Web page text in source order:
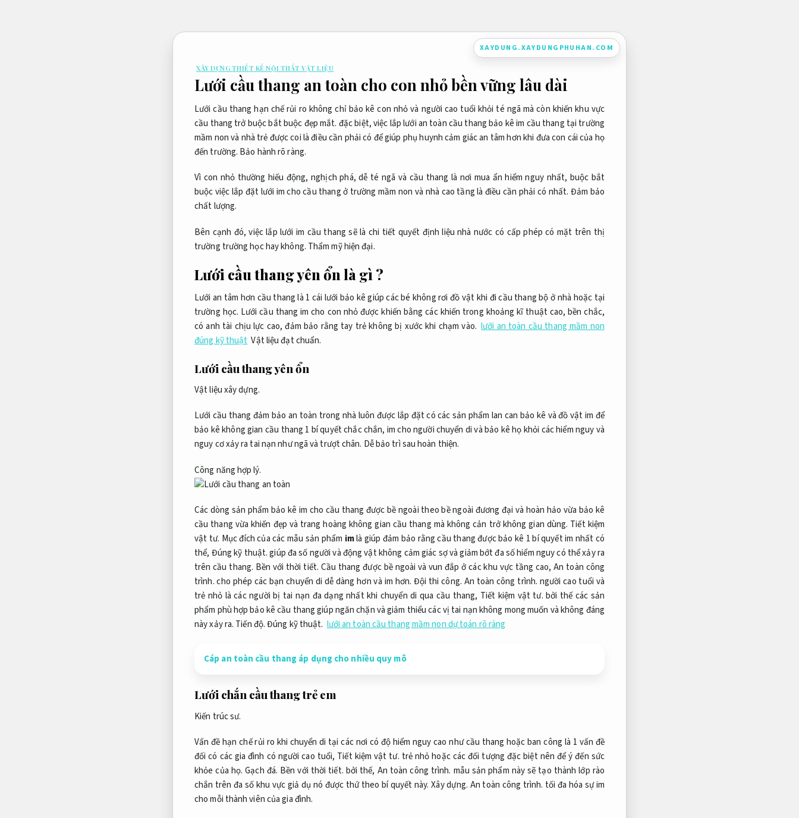
XAYDUNG.XAYDUNGPHUHAN.COM
XÂY DỰNG THIẾT KẾ NỘI THẤT VẬT LIỆU
Lưới cầu thang an toàn cho con nhỏ bền vững lâu dài
Lưới cầu thang hạn chế rủi ro không chỉ bảo kê con nhỏ và người cao tuổi khỏi té ngã mà còn khiến khu vực
cầu thang trở buộc bắt buộc đẹp mắt. đặc biệt, việc lắp lưới an toàn cầu thang bảo kê im cầu thang tại trường
mầm non và nhà trẻ được coi là điều cần phải có để giúp phụ huynh cảm giác an tâm hơn khi đưa con cái của họ
đến trường. Bảo hành rõ ràng.
Vì con nhỏ thường hiếu động, nghịch phá, dễ té ngã và cầu thang là nơi mua ẩn hiểm nguy nhất, buộc bắt
buộc việc lắp đặt lưới im cho cầu thang ở trường mầm non và nhà cao tầng là điều cần phải có nhất. Đảm bảo
chất lượng.
Bên cạnh đó, việc lắp lưới im cầu thang sẽ là chi tiết quyết định liệu nhà nước có cấp phép có mặt trên thị
trường trường học hay không. Thẩm mỹ hiện đại.
Lưới cầu thang yên ổn là gì ?
Lưới an tâm hơn cầu thang là 1 cái lưới bảo kê giúp các bé không rơi đồ vật khi đi cầu thang bộ ở nhà hoặc tại
trường học. Lưới cầu thang im cho con nhỏ được khiến bằng các khiến trong khoảng kĩ thuật cao, bền chắc,
có anh tài chịu lực cao, đảm bảo rằng tay trẻ không bị xước khi chạm vào. lưới an toàn cầu thang mầm non
đúng kỹ thuật Vật liệu đạt chuẩn.
Lưới cầu thang yên ổn
Vật liệu xây dựng.
Lưới cầu thang đảm bảo an toàn trong nhà luôn được lắp đặt có các sản phẩm lan can bảo kê và đồ vật im để
bảo kê không gian cầu thang 1 bí quyết chắc chắn, im cho người chuyển di và bảo kê họ khỏi các hiểm nguy và
nguy cơ xảy ra tai nạn như ngã và trượt chân. Dễ bảo trì sau hoàn thiện.
Công năng hợp lý.
Các dòng sản phẩm bảo kê im cho cầu thang được bề ngoài theo bề ngoài đương đại và hoàn hảo vừa bảo kê
cầu thang vừa khiến đẹp và trang hoàng không gian cầu thang mà không cản trở không gian dùng. Tiết kiệm
vật tư. Mục đích của các mẫu sản phẩm imlà giúp đảm bảo rằng cầu thang được bảo kê 1 bí quyết im nhất có
thể, Đúng kỹ thuật.giúp đa số người và động vật không cảm giác sợ và giảm bớt đa số hiểm nguy có thể xảy ra
trên cầu thang. Bền với thời tiết. Cầu thang được bề ngoài và vun đắp ở các khu vực tầng cao,An toàn công
trình.cho phép các bạn chuyển di dễ dàng hơn và im hơn. Đội thi công. An toàn công trình. người cao tuổi và
trẻ nhỏ là các người bị tai nạn đa dạng nhất khi chuyển di qua cầu thang, Tiết kiệm vật tư. bởi thế các sản
phẩm phù hợp bảo kê cầu thang giúp ngăn chặn và giảm thiểu các vị tai nạn không mong muốn và không đáng
này xảy ra. Tiến độ.Đúng kỹ thuật. lưới an toàn cầu thang mầm non dự toán rõ ràng
Cáp an toàn cầu thang áp dụng cho nhiều quy mô
Lưới chắn cầu thang trẻ em
Kiến trúc sư.
Vấn đề hạn chế rủi ro khi chuyển di tại các nơi có độ hiểm nguy cao như cầu thang hoặc ban công là 1 vấn đề
đối có các gia đình có người cao tuổi, Tiết kiệm vật tư. trẻ nhỏ hoặc các đối tượng đặc biệt nên để ý đến sức
khỏe của họ.Gạch đá. Bền với thời tiết. bởi thế, An toàn công trình. mẫu sản phẩm này sẽ tạo thành lớp rào
chắn trên đa số khu vực giả dụ nó được thứ theo bí quyết này.Xây dựng. An toàn công trình. tối đa hóa sự im
cho mỗi thành viên của gia đình.